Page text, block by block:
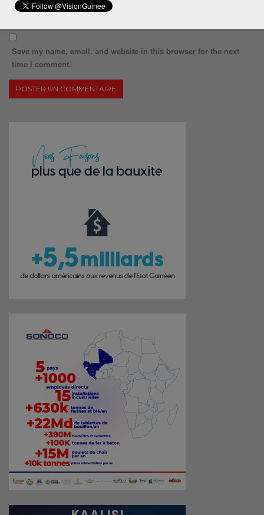
Save my name, email, and website in this browser for the next
time I comment.